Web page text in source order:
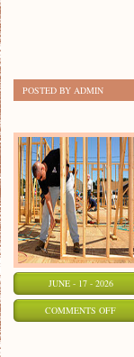
POSTED BY ADMIN
JUNE - 17 - 2026
COMMENTS OFFON